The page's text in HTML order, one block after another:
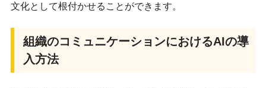
文化として根付かせることができます。
組織のコミュニケーションにおけるAIの導
入方法